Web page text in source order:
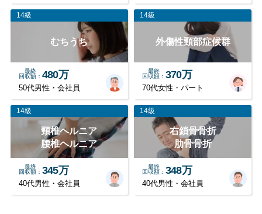
14級
むちうち
最終
回収額
480万
50代男性・会社員
14級
外傷性頸部症候群
最終
回収額
370万
70代女性・パート
14級
頸椎ヘルニア
腰椎ヘルニア
最終
回収額
345万
40代男性・会社員
14級
右鎖骨骨折
肋骨骨折
最終
回収額
348万
40代男性・会社員